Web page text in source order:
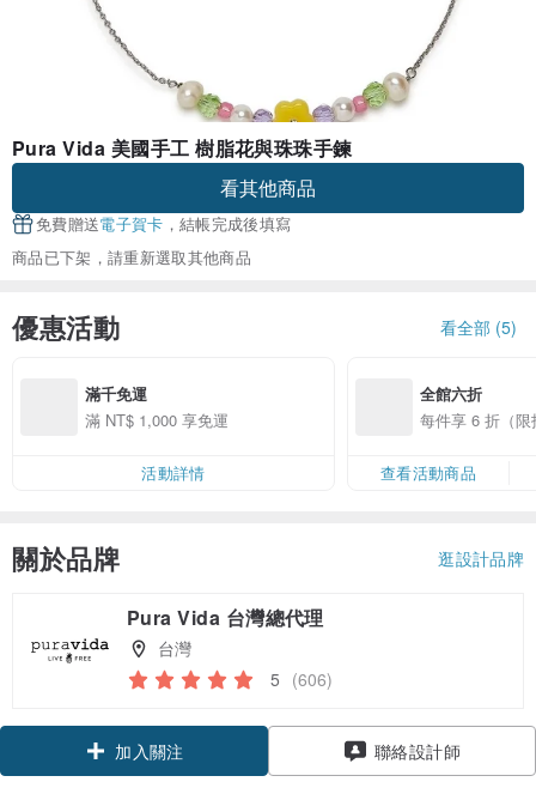
Pura Vida 美國手工 樹脂花與珠珠手鍊
看其他商品
免費贈送電子賀卡 ，結帳完成後填寫
商品已下架，請重新選取其他商品
優惠活動 看全部 (5)
滿千免運
滿 NT$ 1,000 享免運
活動詳情
全館六折
每件享 6 折（
查看活動商品
關於品牌 逛設計品牌
Pura Vida 台灣總代理
台灣
5 (606)
加入關注 聯絡設計師